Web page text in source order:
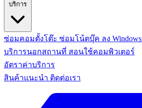
บริการ
ซ่อมคอมตั้งโต๊ะ ซ่อมโน้ตบุ๊ค ลง Windows
บริการนอกสถานที่ สอนใช้คอมพิวเตอร์
อัตราค่าบริการ
สินค้าแนะนำ ติดต่อเรา